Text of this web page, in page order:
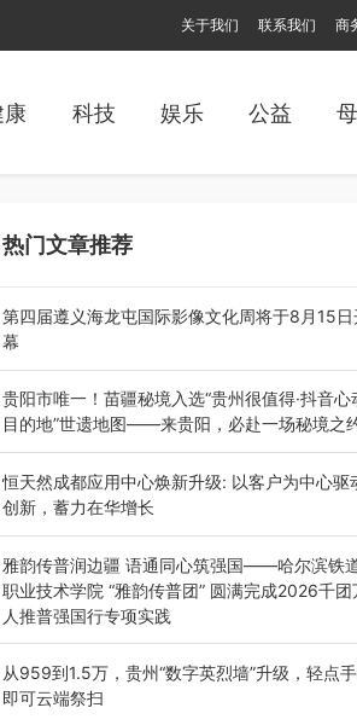
关于我们 联系我们 商
科技 娱乐 公益
热门文章推荐
第四届遵义海龙屯国际影像文化周将于8月15日
幕
8月7日，第四届遵义海龙屯国际影像文化周媒
通气会在世界文化遗产地海龙屯核心景区…
贵阳市唯一！苗疆秘境入选“贵州很值得·抖音心
目的地”世遗地图——来贵阳，必赴一场秘境之
2026年7月21日，2026年“贵州很值得”暨抖音“
动目的地”（贵州站）主题…
恒天然成都应用中心焕新升级: 以客户为中心驱
创新，蓄力在华增长
融合全球研发实力与本土洞察，深化客户共创
能西南市场创新发展 （7月27日，成…
雅韵传普润边疆 语通同心筑强国——哈尔滨铁
职业技术学院 “雅韵传普团” 圆满完成2026千团
人推普强国行专项实践
为扎实推进2026“千团万人推普强国行”大学生
期社会实践，牢牢紧扣 “雅韵传普…
从959到1.5万，贵州“数字英烈墙”升级，轻点
即可云端祭扫